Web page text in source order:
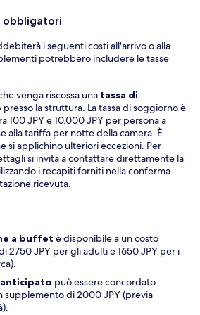
obbligatori
i seguenti costi all'arrivo o alla
potrebbero includere le tasse
venga riscossa una tassa di
presso la struttura. La tassa di soggiorno è
100 JPY e 10.000 JPY per persona a
alla tariffa per notte della camera. È
si applichino ulteriori eccezioni. Per
si invita a contattare direttamente la
i recapiti forniti nella conferma
ricevuta.
a buffet è disponibile a un costo
2750 JPY per gli adulti e 1650 JPY per i
può essere concordato
supplemento di 2000 JPY (previa